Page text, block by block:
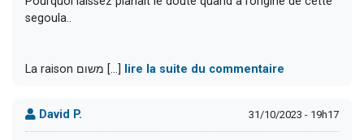
segoula..
La raison משום [...] lire la suite du commentaire
David P. 31/10/2023 - 19h17